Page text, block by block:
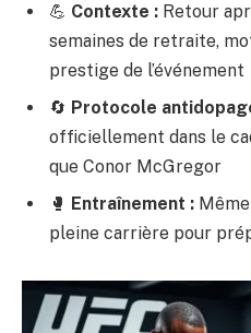
💪 Contexte : Retour
semaines de retraite,
prestige de l’événement
🔄 Protocole
officiellement dans le
que Conor McGregor
🥊 Entraînement :
pleine carrière pour